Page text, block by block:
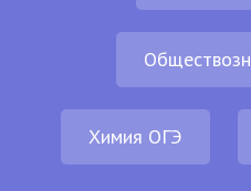
Химия ОГЭ